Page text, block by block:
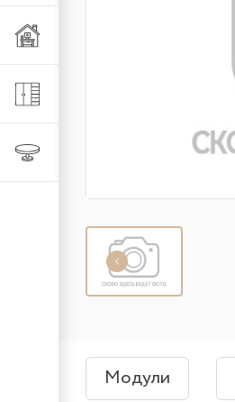
Модули